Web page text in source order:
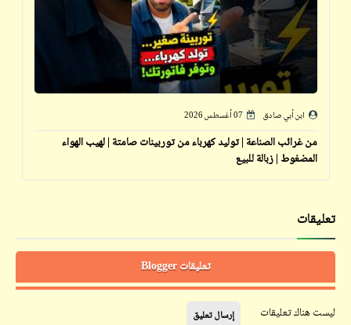
ابن أبي صادق 07 أغسطس 2026
من غرائب الصناعة | توليد كهرباء من توربينات صامتة | لهيب الهواء
المضغوط | زبالة للبيع
تعليقات
تعليقات Blogger
ليست هناك تعليقات إرسال تعليق